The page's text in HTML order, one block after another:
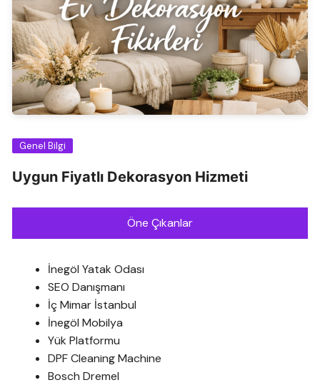
Genel Bilgi
Uygun Fiyatlı Dekorasyon Hizmeti
Öne Çıkanlar
İnegöl Yatak Odası
SEO Danışmanı
İç Mimar İstanbul
İnegöl Mobilya
Yük Platformu
DPF Cleaning Machine
Bosch Dremel